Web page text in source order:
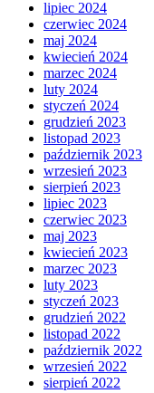
lipiec 2024
czerwiec 2024
maj 2024
kwiecień 2024
marzec 2024
luty 2024
styczeń 2024
grudzień 2023
listopad 2023
październik 2023
wrzesień 2023
sierpień 2023
lipiec 2023
czerwiec 2023
maj 2023
kwiecień 2023
marzec 2023
luty 2023
styczeń 2023
grudzień 2022
listopad 2022
październik 2022
wrzesień 2022
sierpień 2022